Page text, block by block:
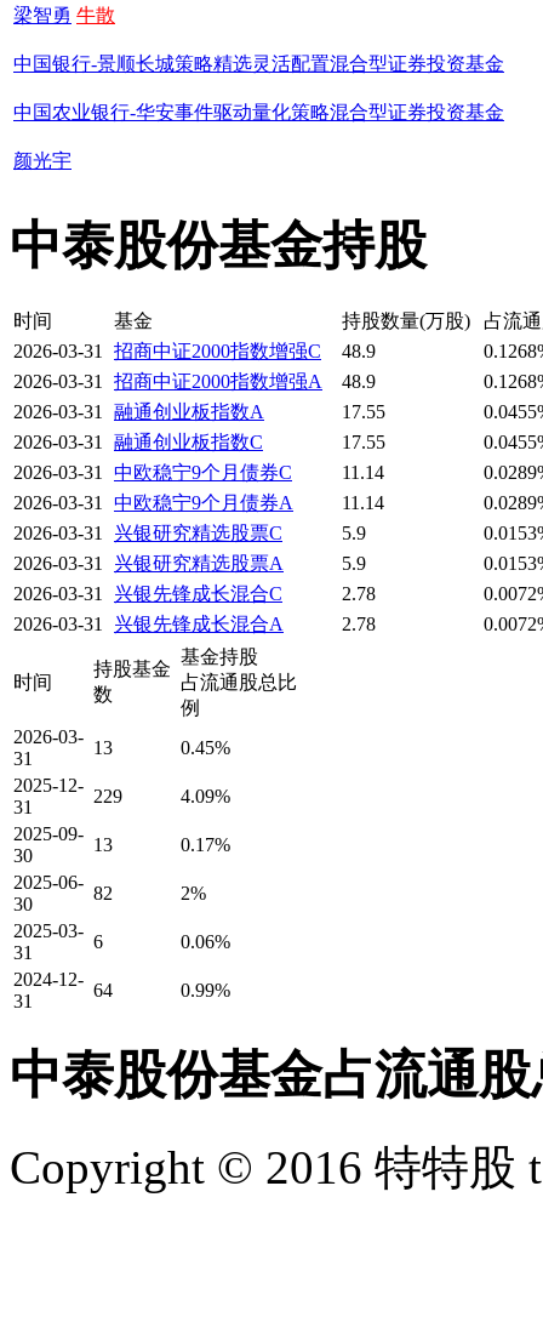
梁智勇 牛散
中国银行-景顺长城策略精选灵活配置混合型证券投资基金
中国农业银行-华安事件驱动量化策略混合型证券投资基金
颜光宇
中泰股份基金持股
时间 基金 持股数量(万股)
占流
2026-03-31
招商中证2000指数增强C 48.9
2026-03-31
招商中证2000指数增强A 48.9
2026-03-31
融通创业板指数A 17.55
2026-03-31
融通创业板指数C 17.55
2026-03-31
中欧稳宁9个月债券C 11.14
2026-03-31
中欧稳宁9个月债券A 11.14
2026-03-31
兴银研究精选股票C 5.9
2026-03-31
兴银研究精选股票A 5.9
2026-03-31
兴银先锋成长混合C 2.78
2026-03-31
兴银先锋成长混合A 2.78
时间
持股基金
数
基金持股
占流通股总比
例
2026-03-
31
13
0.45%
2025-12-
31
229
4.09%
2025-09-
30
13
0.17%
2025-06-
30
82
2%
2025-03-
31
6
0.06%
2024-12-
31
64 0.99%
中泰股份基金占流通
Copyright © 2016 特特股